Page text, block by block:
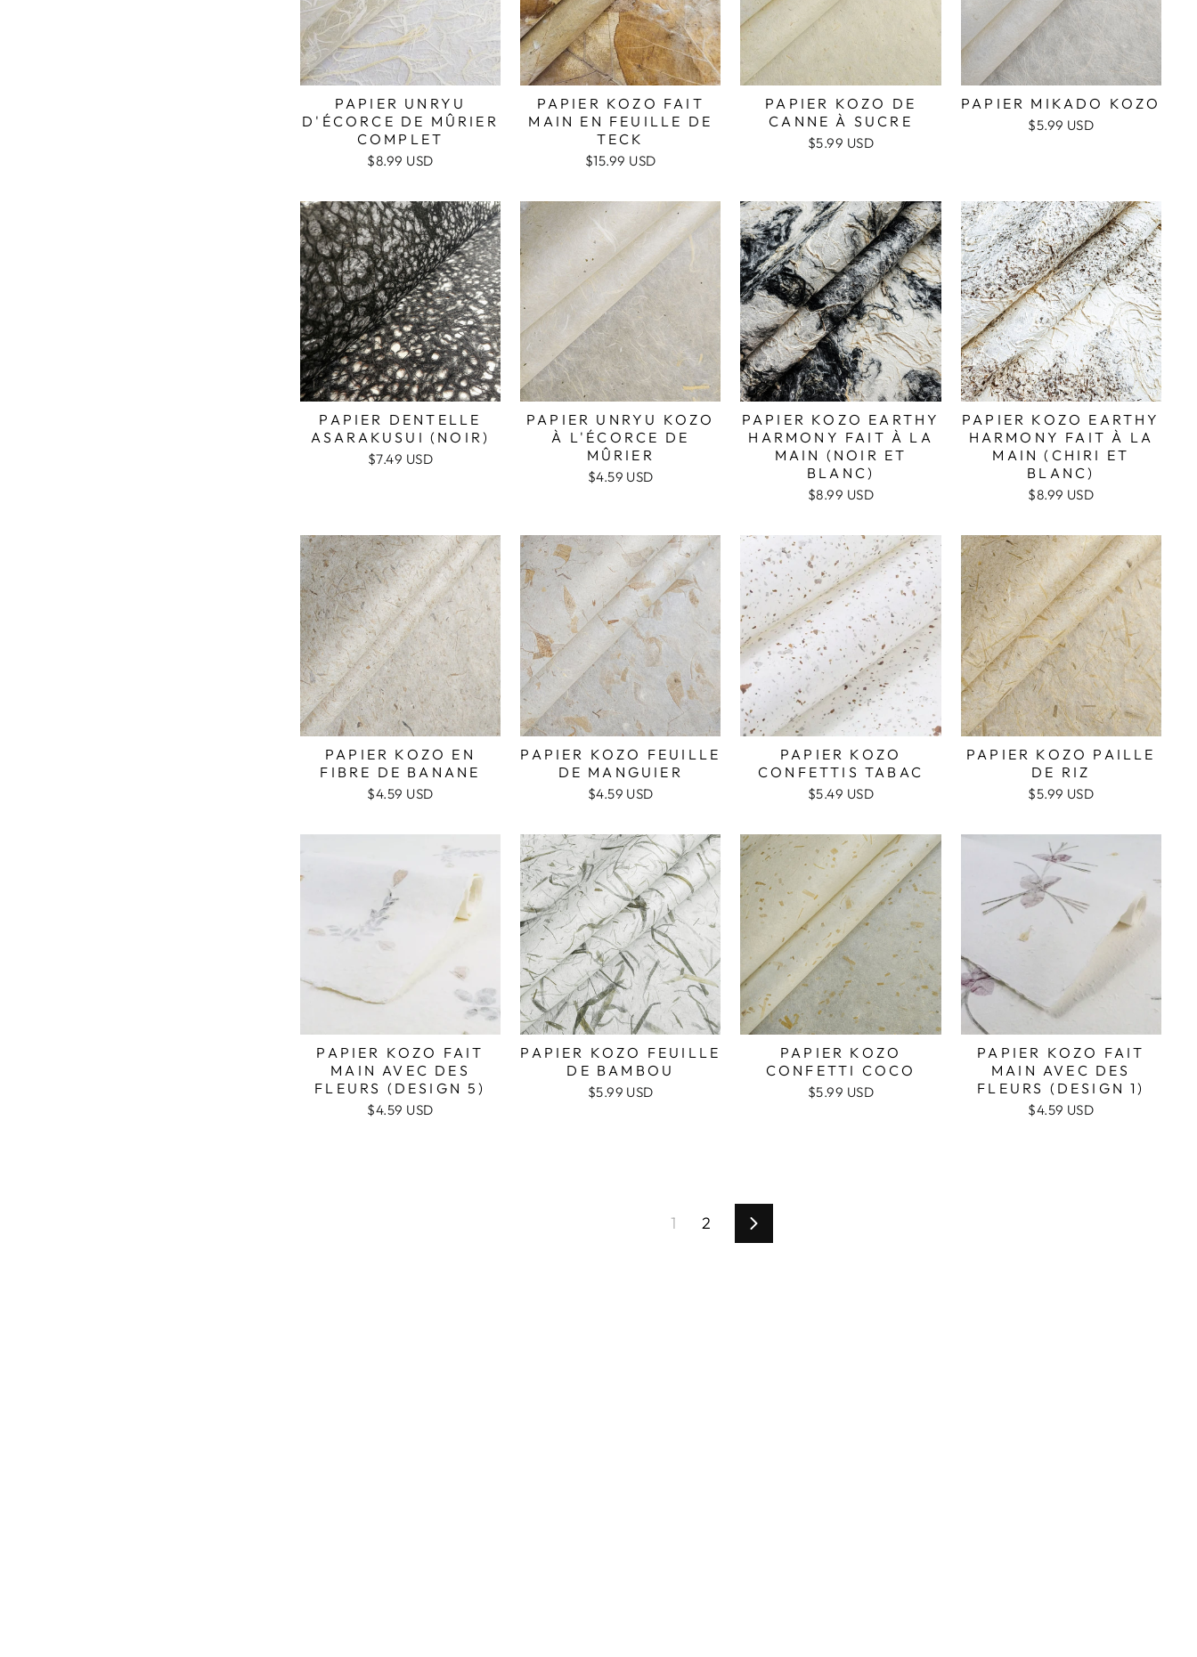
PAPIER UNRYU
D'ÉCORCE DE MÛRIER
COMPLET
$8.99 USD
PAPIER KOZO FAIT
MAIN EN FEUILLE DE
TECK
$15.99 USD
PAPIER KOZO DE
CANNE À SUCRE
$5.99 USD
PAPIER MIKADO KOZO
$5.99 USD
PAPIER DENTELLE
ASARAKUSUI (NOIR)
$7.49 USD
PAPIER UNRYU KOZO
À L'ÉCORCE DE
MÛRIER
$4.59 USD
PAPIER KOZO EARTHY
HARMONY FAIT À LA
MAIN (NOIR ET
BLANC)
$8.99 USD
PAPIER KOZO EARTHY
HARMONY FAIT À LA
MAIN (CHIRI ET
BLANC)
$8.99 USD
PAPIER KOZO EN
FIBRE DE BANANE
$4.59 USD
PAPIER KOZO FEUILLE
DE MANGUIER
$4.59 USD
PAPIER KOZO
CONFETTIS TABAC
$5.49 USD
PAPIER KOZO PAILLE
DE RIZ
$5.99 USD
PAPIER KOZO FAIT
MAIN AVEC DES
FLEURS (DESIGN 5)
$4.59 USD
PAPIER KOZO FEUILLE
DE BAMBOU
$5.99 USD
PAPIER KOZO
CONFETTI COCO
$5.99 USD
PAPIER KOZO FAIT
MAIN AVEC DES
FLEURS (DESIGN 1)
$4.59 USD
1 2 Suivant